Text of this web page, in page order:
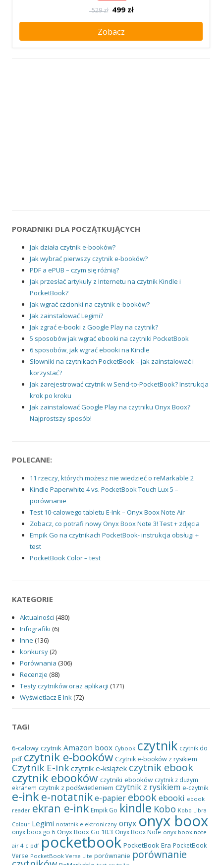
529 zł 499 zł
Zobacz
PORADNIKI DLA POCZĄTKUJĄCYCH
Jak działa czytnik e-booków?
Jak wybrać pierwszy czytnik e-booków?
PDF a ePUB – czym się różnią?
Jak przesłać artykuły z Internetu na czytnik Kindle i
PocketBook?
Jak wgrać czcionki na czytnik e-booków?
Jak zainstalować Legimi?
Jak zgrać e-booki z Google Play na czytnik?
5 sposobów jak wgrać ebooki na czytniki PocketBook
6 sposobów, jak wgrać ebooki na Kindle
Słowniki na czytnikach PocketBook – jak zainstalować i
korzystać?
Jak zarejestrować czytnik w Send-to-PocketBook? Instrukcja
krok po kroku
Jak zainstalować Google Play na czytniku Onyx Boox?
Najprostszy sposób!
POLECANE:
11 rzeczy, których możesz nie wiedzieć o reMarkable 2
Kindle Paperwhite 4 vs. PocketBook Touch Lux 5 –
porównanie
Test 10-calowego tabletu E-Ink – Onyx Boox Note Air
Zobacz, co potrafi nowy Onyx Boox Note 3! Test + zdjęcia
Empik Go na czytnikach PocketBook- instrukcja obsługi +
test
PocketBook Color – test
KATEGORIE
Aktualności (480)
Infografiki (6)
Inne (136)
konkursy(2)
Porównania (306)
Recenzje (88)
Testy czytników oraz aplikacji (171)
Wyświetlacz E Ink(72)
TAGI
6-calowy czytnik Amazon boox Cybook czytnik czytnik do
pdf czytnik e-booków Czytnik e-booków z rysikiem
Czytnik E-ink czytnik e-książek czytnik ebook
czytnik ebooków czytniki ebooków czytnik z dużym
ekranem czytnik z podświetleniem czytnik z rysikiem e-czytnik
e-ink e-notatnike-papier ebookebooki ebook
reader ekran e-ink Empik Go kindle Kobo Kobo Libra
Colour Legimi notatnik elektroniczny onyx onyx boox
onyx boox go 6 Onyx Boox Go 10.3 Onyx Boox Note onyx boox note
air 4 c pdf pocketbook PocketBook Era PocketBook
Verse PocketBook Verse Lite porównanie porównanie